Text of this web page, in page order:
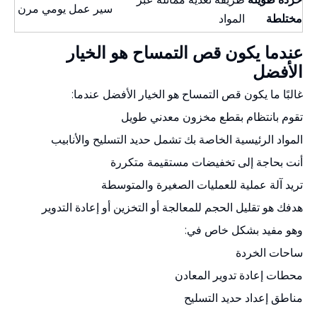
مختلطة
المواد
سير عمل يومي مرن
عندما يكون قص التمساح هو الخيار
الأفضل
غالبًا ما يكون قص التمساح هو الخيار الأفضل عندما:
تقوم بانتظام بقطع مخزون معدني طويل
المواد الرئيسية الخاصة بك تشمل حديد التسليح والأنابيب
أنت بحاجة إلى تخفيضات مستقيمة متكررة
تريد آلة عملية للعمليات الصغيرة والمتوسطة
هدفك هو تقليل الحجم للمعالجة أو التخزين أو إعادة التدوير
وهو مفيد بشكل خاص في:
ساحات الخردة
محطات إعادة تدوير المعادن
مناطق إعداد حديد التسليح